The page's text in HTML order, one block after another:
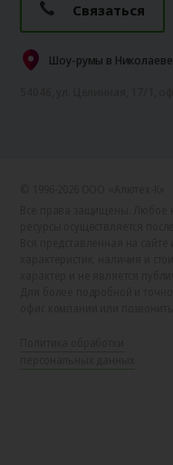
Связаться
Шоу-румы в Николаеве